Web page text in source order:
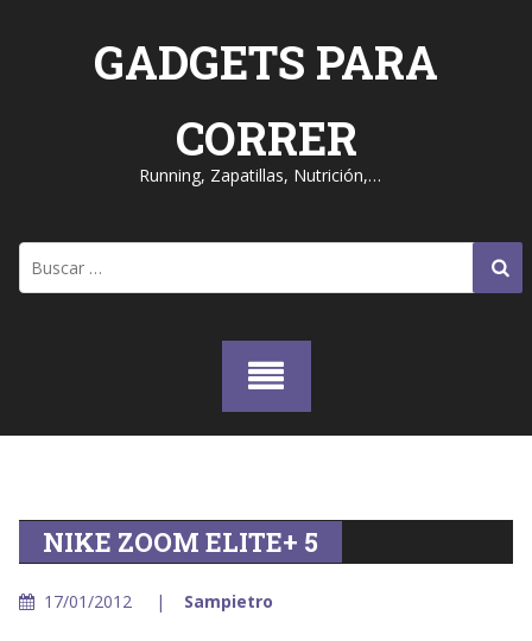
GADGETS PARA
CORRER
Running, Zapatillas, Nutrición,…
NIKE ZOOM ELITE+ 5
17/01/2012 Sampietro